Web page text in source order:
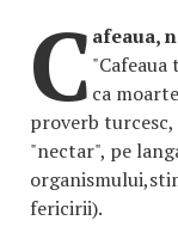
C afeaua,
"Cafeaua
ca
proverb
"nectar", pe
fericirii).